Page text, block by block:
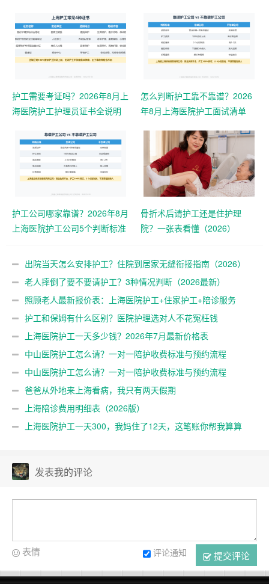
护工需要考证吗？2026年8月上
海医院护工护理员证书全说明
怎么判断护工靠不靠谱？2026
年8月上海医院护工面试清单
护工公司哪家靠谱？2026年8月
上海医院护工公司5个判断标准
骨折术后请护工还是住护理
院？一张表看懂（2026）
出院当天怎么安排护工？住院到居家无缝衔接指南（2026）
老人摔倒了要不要请护工？3种情况判断（2026最新）
照顾老人最新报价表：上海医院护工+住家护工+陪诊服务
（2026年7月更新）
护工和保姆有什么区别？医院护理选对人不花冤枉钱
上海医院护工一天多少钱？2026年7月最新价格表
中山医院护工怎么请？一对一陪护收费标准与预约流程
中山医院护工怎么请？一对一陪护收费标准与预约流程
爸爸从外地来上海看病，我只有两天假期
上海陪诊费用明细表（2026版）
上海医院护工一天300，我妈住了12天，这笔账你帮我算算
发表我的评论
提交评论
评论通知
表情